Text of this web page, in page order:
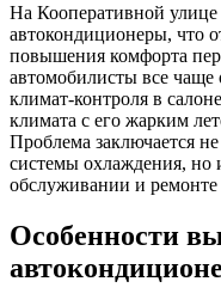
На Кооперативной улице
автокондиционеры, что
повышения комфорта
автомобилисты все чаще
климат-контроля в
климата с его жарким
Проблема заключается
системы охлаждения, но
обслуживании и ремонте
Особенности